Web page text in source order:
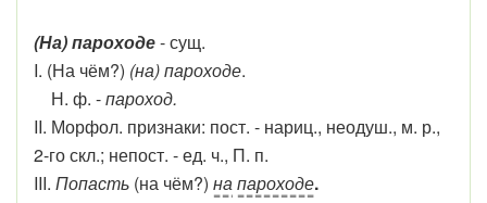
(На) пароходе- сущ.
I. (На чём?) (на) пароходе.
Н. ф. -пароход.
II. Морфол. признаки: пост. - нариц., неодуш., м. р.,
2-го скл.; непост. - ед. ч., П. п.
III. Попасть (на чём?) напароходе.